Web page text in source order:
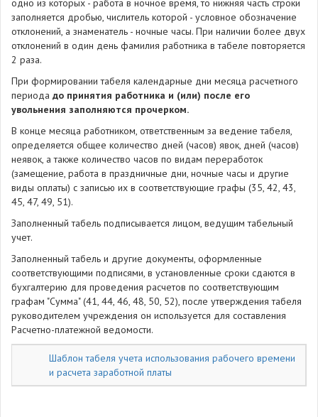
одно из которых - работа в ночное время, то нижняя часть строки
заполняется дробью, числитель которой - условное обозначение
отклонений, а знаменатель - ночные часы. При наличии более двух
отклонений в один день фамилия работника в табеле повторяется
2 раза.
При формировании табеля календарные дни месяца расчетного
периода до принятия работника и (или) после его
увольнения заполняются прочерком.
В конце месяца работником, ответственным за ведение табеля,
определяется общее количество дней (часов) явок, дней (часов)
неявок, а также количество часов по видам переработок
(замещение, работа в праздничные дни, ночные часы и другие
виды оплаты) с записью их в соответствующие графы (35, 42, 43,
45, 47, 49, 51).
Заполненный табель подписывается лицом, ведущим табельный
учет.
Заполненный табель и другие документы, оформленные
соответствующими подписями, в установленные сроки сдаются в
бухгалтерию для проведения расчетов по соответствующим
графам "Сумма" (41, 44, 46, 48, 50, 52), после утверждения табеля
руководителем учреждения он используется для составления
Расчетно-платежной ведомости.
Шаблон табеля учета использования рабочего времени
и расчета заработной платы